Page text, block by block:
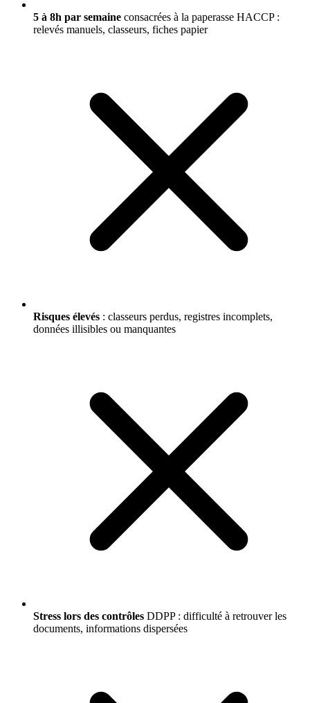
5 à 8h par semaine consacrées à la paperasse HACCP :
relevés manuels, classeurs, fiches papier
Risques élevés : classeurs perdus, registres incomplets,
données illisibles ou manquantes
Stress lors des contrôles DDPP : difficulté à retrouver les
documents, informations dispersées